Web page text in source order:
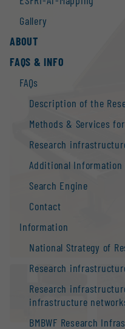
Gallery
ABOUT
FAQS & INFO
FAQs
Description of the
Methods & Services
Research
Additional
Search Engine
Contact
Information
National Strategy of
Research
Research
infrastructure
BMBWF Research